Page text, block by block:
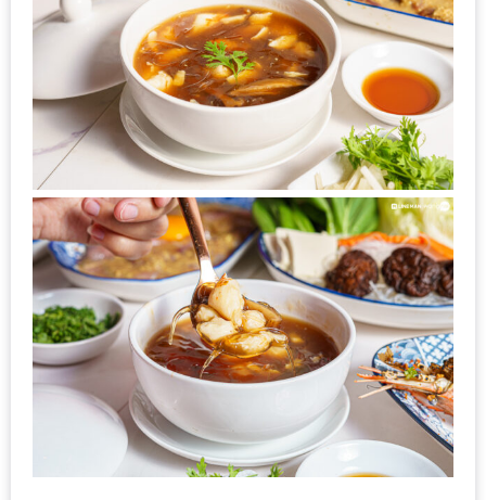
โปร
โม
ชั่
นวัน
แม่
แห่ง
ชาติ
2557
ร้าน
หมู
กระทะ
เชียงใหม่
TOP30